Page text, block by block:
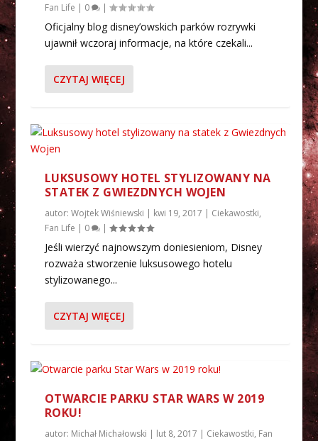
Fan Life | 0 |
Oficjalny blog disney’owskich parków rozrywki
ujawnił wczoraj informacje, na które czekali...
CZYTAJ WIĘCEJ
LUKSUSOWY HOTEL STYLIZOWANY NA
STATEK Z GWIEZDNYCH WOJEN
autor: Wojtek Wiśniewski | kwi 19, 2017 | Ciekawostki,
Fan Life | 0 |
Jeśli wierzyć najnowszym doniesieniom, Disney
rozważa stworzenie luksusowego hotelu
stylizowanego...
CZYTAJ WIĘCEJ
OTWARCIE PARKU STAR WARS W 2019
ROKU!
autor: Michał Michałowski | lut 8, 2017 | Ciekawostki, Fan